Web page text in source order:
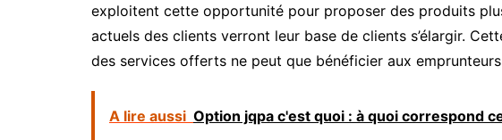
exploitent cette opportunité pour proposer des produits
actuels des clients verront leur base de clients s’élargir.
des services offerts ne peut que bénéficier aux
A lire aussi Option jqpa c'est quoi : à quoi correspond